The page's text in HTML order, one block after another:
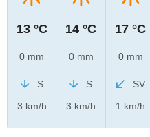
13 °C
0 mm
S
3 km/h
14 °C
0 mm
S
3 km/h
17 °C
0 mm
SV
1 km/h